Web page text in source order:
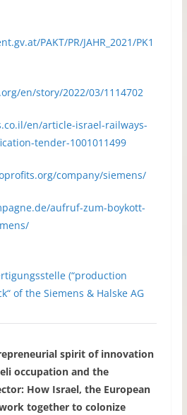
PAKT/PR/JAHR_2021/PK1
en/story/2022/03/1114702
en/article-israel-railways-
tender-1001011499
company/siemens/
aufruf-zum-boykott-
(“production
of the Siemens & Halske AG
spirit of innovation
occupation and the
How Israel, the European
together to colonize